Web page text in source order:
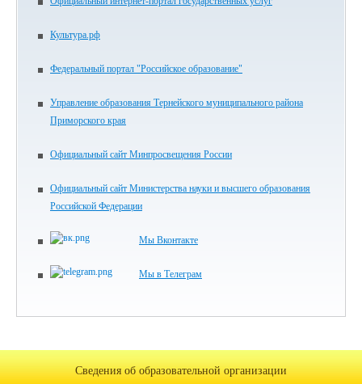
Культура.рф
Федеральный портал "Российское образование"
Управление образования Тернейского муниципального района
Приморского края
Официальный сайт Минпросвещения России
Официальный сайт Министерства науки и высшего образования
Российской Федерации
Мы Вконтакте
Мы в Телеграм
Сведения об образовательной организации